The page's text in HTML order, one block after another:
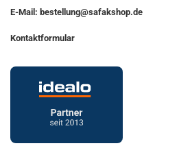
E-Mail: bestellung@safakshop.de
Kontaktformular